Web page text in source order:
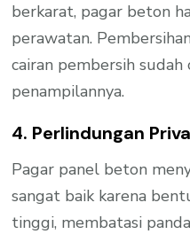
berkarat, pagar beton
perawatan.
cairan pembersih
penampilannya.
4. Perlindungan
Pagar panel beton
sangat baik karena
tinggi, membatasi